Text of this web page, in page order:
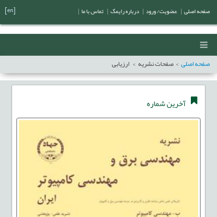
صفحه اصلی صفحات نشریه ارزيابی
آخرین شماره
صفحه اصلی عضویت/ ورود درباره رایمگ تماس با ما